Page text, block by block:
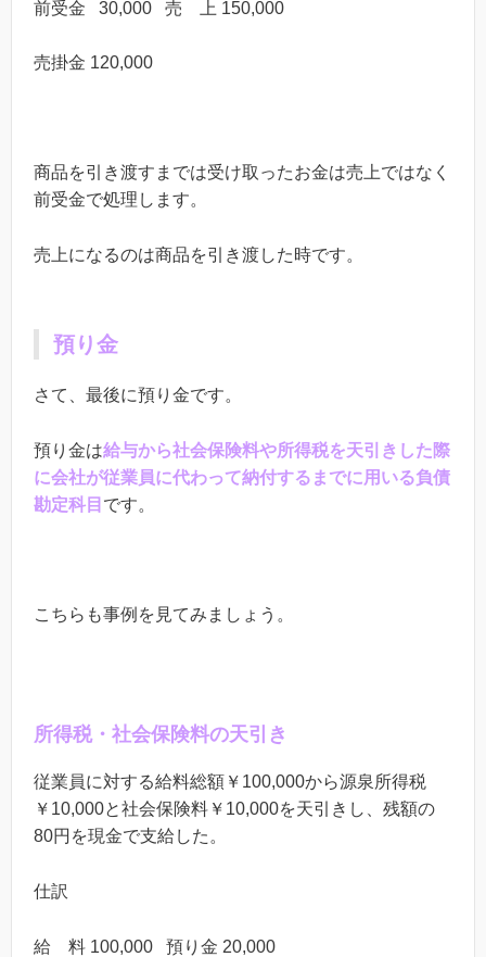
前受金 30,000 売 上 150,000
売掛金 120,000
商品を引き渡すまでは受け取ったお金は売上ではなく
前受金で処理します。
売上になるのは商品を引き渡した時です。
預り金
さて、最後に預り金です。
預り金は給与から社会保険料や所得税を天引きした際
に会社が従業員に代わって納付するまでに用いる負債
勘定科目 です。
こちらも事例を見てみましょう。
所得税・ 社会保険料の天引き
従業員に対する給料総額￥ 100,000から源泉所得税
￥ 10,000と社会保険料￥ 10,000を天引きし、残額の
80円を現金で支給した。
仕訳
給 料 100,000 預り金 20,000